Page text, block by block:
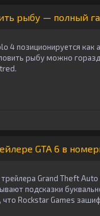
рыбу — полный
4 позиционируется как
рыбу можно
GTA 6 в
Grand Theft
подсказки
Rockstar Games